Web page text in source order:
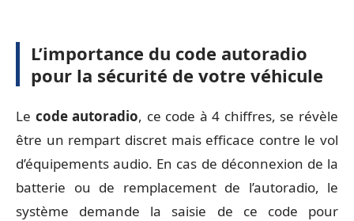
L’importance du code autoradio
pour la sécurité de votre véhicule
Le code autoradio, ce code à 4 chiffres, se révèle
être un rempart discret mais efficace contre le vol
d’équipements audio. En cas de déconnexion de la
batterie ou de remplacement de l’autoradio, le
système demande la saisie de ce code pour